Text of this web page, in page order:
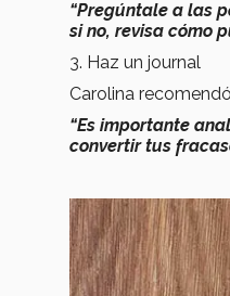
“Pregúntale a las
si no, revisa cómo
3. Haz un journal
Carolina
“Es importante
convertir tus